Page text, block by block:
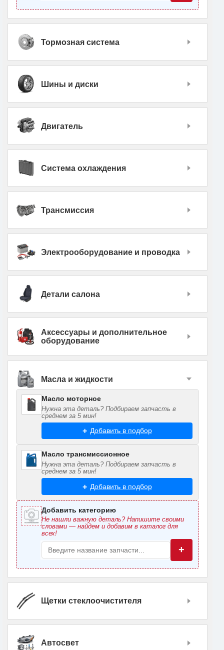
Тормозная система
Шины и диски
Двигатель
Система охлаждения
Трансмиссия
Электрооборудование и проводка
Детали салона
Аксессуары и дополнительное
оборудование
Масла и жидкости
Масло моторное
Нужна эта деталь? Подбираем запчасть в
среднем за 5 мин!
Добавить в подбор
Масло трансмиссионное
Нужна эта деталь? Подбираем запчасть в
среднем за 5 мин!
Добавить в подбор
Добавить категорию
Не нашли важную деталь? Напишите своими
словами — найдем и добавим в каталог для
всех!
+
Щетки стеклоочистителя
Автосвет